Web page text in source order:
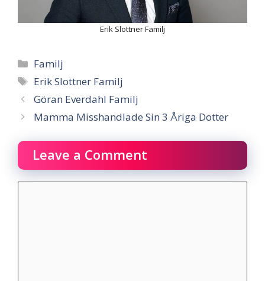
Erik Slottner Familj
Categories
Familj
Tags
Erik Slottner Familj
Göran Everdahl Familj
Mamma Misshandlade Sin 3 Åriga Dotter
Leave a Comment